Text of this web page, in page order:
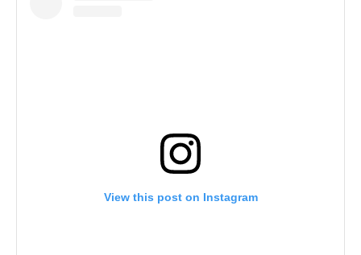
View this post on Instagram